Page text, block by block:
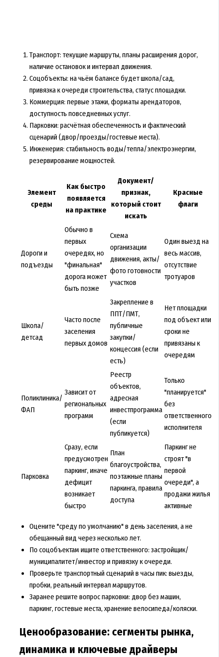
Транспорт: текущие маршруты, планы расширения дорог,
наличие остановок и интервал движения.
Соцобъекты: на чьём балансе будет школа/сад,
привязка к очереди строительства, статус площадки.
Коммерция: первые этажи, форматы арендаторов,
доступность повседневных услуг.
Парковки: расчётная обеспеченность и фактический
сценарий (двор/проезды/гостевые места).
Инженерия: стабильность воды/тепла/электроэнергии,
резервирование мощностей.
Элемент
среды
Как быстро
появляется
на практике
Документ/
признак,
который стоит
искать
Красные
флаги
Дороги и
подъезды
Обычно в
первых
очередях, но
"финальная"
дорога может
быть позже
Схема
организации
движения, акты/
фото готовности
участков
Один выезд на
весь массив,
отсутствие
тротуаров
Школа/
детсад
Часто после
заселения
первых домов
Закрепление в
ППТ/ПМТ,
публичные
закупки/
концессия (если
есть)
Нет площадки
под объект или
сроки не
привязаны к
очередям
Поликлиника/
ФАП
Зависит от
региональных
программ
Реестр
объектов,
адресная
инвестпрограмма
(если
публикуется)
Только
"планируется"
без
ответственного
исполнителя
Парковка
Сразу, если
предусмотрен
паркинг, иначе
дефицит
возникает
быстро
План
благоустройства,
поэтажные планы
паркинга, правила
доступа
Паркинг не
строят "в
первой
очереди", а
продажи жилья
активные
Оцените "среду по умолчанию" в день заселения, а не
обещанный вид через несколько лет.
По соцобъектам ищите ответственного: застройщик/
муниципалитет/инвестор и привязку к очереди.
Проверьте транспортный сценарий в часы пик: выезды,
пробки, реальный интервал маршрутов.
Заранее решите вопрос парковки: двор без машин,
паркинг, гостевые места, хранение велосипеда/коляски.
Ценообразование: сегменты рынка,
динамика и ключевые драйверы